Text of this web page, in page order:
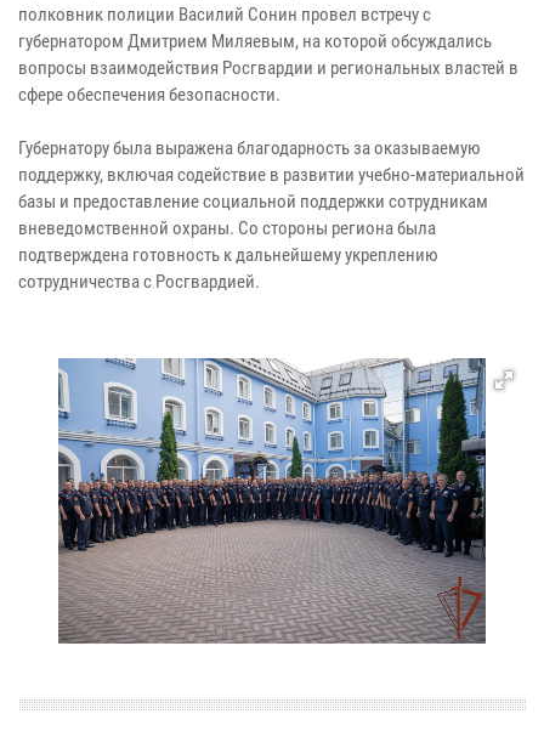
полковник полиции Василий Сонин провел встречу с
губернатором Дмитрием Миляевым, на которой обсуждались
вопросы взаимодействия Росгвардии и региональных властей в
сфере обеспечения безопасности.
Губернатору была выражена благодарность за оказываемую
поддержку, включая содействие в развитии учебно-материальной
базы и предоставление социальной поддержки сотрудникам
вневедомственной охраны. Со стороны региона была
подтверждена готовность к дальнейшему укреплению
сотрудничества с Росгвардией.